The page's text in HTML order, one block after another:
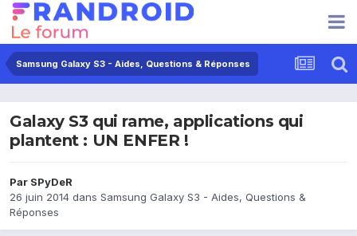
Samsung Galaxy S3 - Aides, Questions & Réponses
Galaxy S3 qui rame, applications qui
plantent : UN ENFER !
Par SPyDeR
26 juin 2014 dans Samsung Galaxy S3 - Aides, Questions &
Réponses